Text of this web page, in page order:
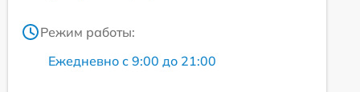
Режим работы:
Ежедневно с 9:00 до 21:00